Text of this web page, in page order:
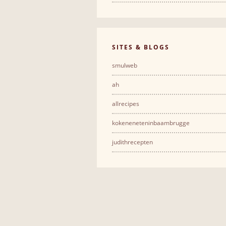
SITES & BLOGS
smulweb
ah
allrecipes
kokeneneteninbaambrugge
judithrecepten